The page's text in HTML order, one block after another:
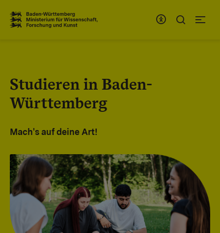
Studieren in Baden-
Württemberg
Mach's auf deine Art!